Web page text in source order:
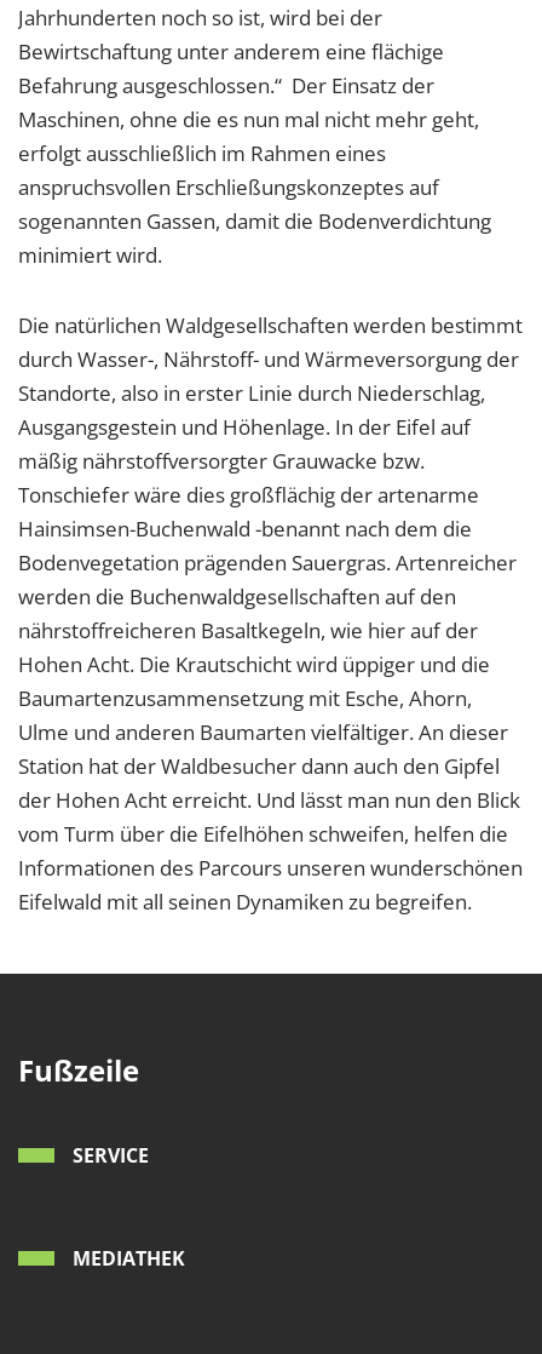
Jahrhunderten noch so ist, wird bei der
Bewirtschaftung unter anderem eine flächige
Befahrung ausgeschlossen.“ Der Einsatz der
Maschinen, ohne die es nun mal nicht mehr geht,
erfolgt ausschließlich im Rahmen eines
anspruchsvollen Erschließungskonzeptes auf
sogenannten Gassen, damit die Bodenverdichtung
minimiert wird.
Die natürlichen Waldgesellschaften werden bestimmt
durch Wasser-, Nährstoff- und Wärmeversorgung der
Standorte, also in erster Linie durch Niederschlag,
Ausgangsgestein und Höhenlage. In der Eifel auf
mäßig nährstoffversorgter Grauwacke bzw.
Tonschiefer wäre dies großflächig der artenarme
Hainsimsen-Buchenwald -benannt nach dem die
Bodenvegetation prägenden Sauergras. Artenreicher
werden die Buchenwaldgesellschaften auf den
nährstoffreicheren Basaltkegeln, wie hier auf der
Hohen Acht. Die Krautschicht wird üppiger und die
Baumartenzusammensetzung mit Esche, Ahorn,
Ulme und anderen Baumarten vielfältiger. An dieser
Station hat der Waldbesucher dann auch den Gipfel
der Hohen Acht erreicht. Und lässt man nun den Blick
vom Turm über die Eifelhöhen schweifen, helfen die
Informationen des Parcours unseren wunderschönen
Eifelwald mit all seinen Dynamiken zu begreifen.
Fußzeile
SERVICE
MEDIATHEK